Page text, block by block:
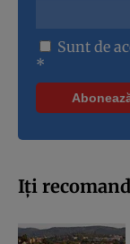
Sunt de
*
Iți